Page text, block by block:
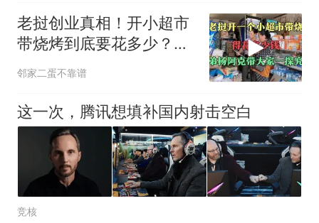
老挝创业真相！开小超市
带烧烤到底要花多少？三
弟杨阿克硬核摸底
邻家二蛋不靠谱
这一次，腾讯想填补国内射击空白
竞核